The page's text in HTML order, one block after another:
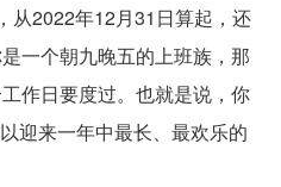
从2022年12月31日算起，还
一个朝九晚五的上班族，那
作日要度过。也就是说，你
迎来一年中最长、最欢乐的